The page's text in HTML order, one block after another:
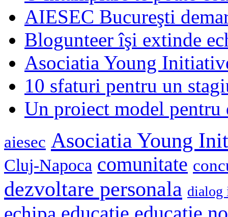
AIESEC Bucureşti
Blogunteer îşi extinde
Asociatia Young
10 sfaturi pentru un
Un proiect model
aiesec Asociatia Young
Cluj-Napoca comunitate
dezvoltare personala dialog